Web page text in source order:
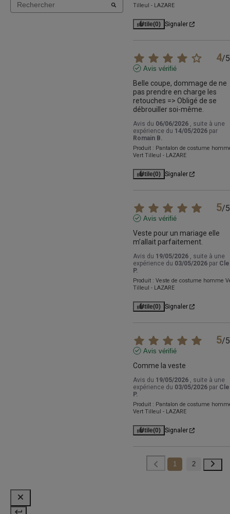
Tilleul - LAZARE
Utile(0) Signaler
4/5
Avis vérifié
Belle coupe, dommage de ne
pas prendre en charge les
retouches => Obligé de se
débrouiller soi-même.
Avis du 06/06/2026 , suite à une
expérience du 14/05/2026 par
Romain B.
Produit : Pantalon de costume
Vert Tilleul - LAZARE
Utile(0) Signaler
5/5
Avis vérifié
Veste pour un mariage elle
m’allait parfaitement.
Avis du 19/05/2026 , suite à une
expérience du 03/05/2026 par
P.
Produit : Veste de costume homme
Tilleul - LAZARE
Utile(0) Signaler
5/5
Avis vérifié
Comme la veste
Avis du 19/05/2026 , suite à une
expérience du 03/05/2026 par
P.
Produit : Pantalon de costume
Vert Tilleul - LAZARE
Utile(0) Signaler
1 2